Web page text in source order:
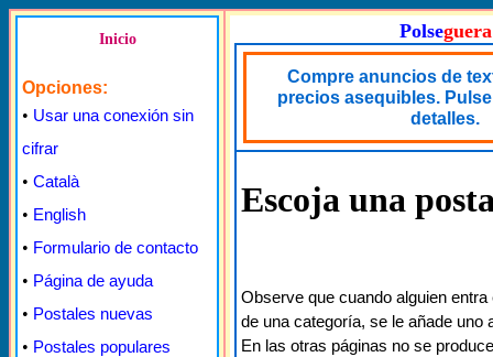
Inicio
Opciones:
• Usar una conexión sin
cifrar
• Català
• English
• Formulario de contacto
• Página de ayuda
• Postales nuevas
• Postales populares
Polseguera
Compre anuncios de
precios asequibles.
detalles.
Escoja una
Observe que cuando alguien
de una categoría, se le añade uno
En las otras páginas no se